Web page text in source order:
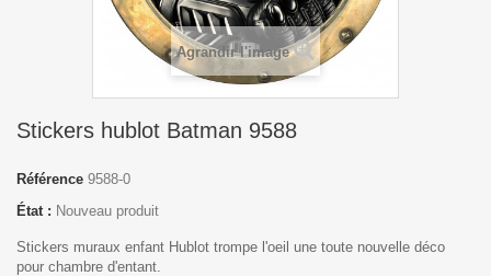
Agrandir l'image
Stickers hublot Batman 9588
Référence 9588-0
État : Nouveau produit
Stickers muraux enfant Hublot trompe l'oeil une toute nouvelle déco
pour chambre d'entant.